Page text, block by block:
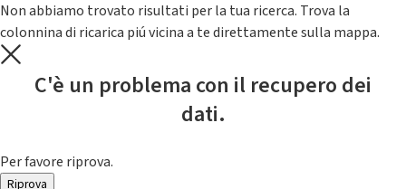
Non abbiamo trovato risultati per la tua ricerca. Trova la
colonnina di ricarica piú vicina a te direttamente sulla mappa.
C'è un problema con il recupero dei
dati.
Per favore riprova.
Riprova